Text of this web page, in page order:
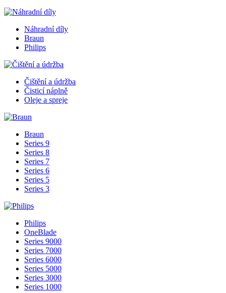
Náhradní díly
Braun
Philips
Čištění a údržba
Čisticí náplně
Oleje a spreje
Braun
Series 9
Series 8
Series 7
Series 6
Series 5
Series 3
Philips
OneBlade
Series 9000
Series 7000
Series 6000
Series 5000
Series 3000
Series 1000